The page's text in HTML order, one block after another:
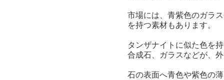
市場には、青紫色のガラ
を持つ素材もあります。
タンザナイトに似た色を
合成石、ガラスなどが、
石の表面へ青色や紫色の